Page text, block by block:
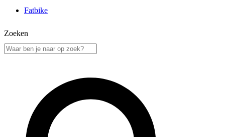
Fatbike
Zoeken